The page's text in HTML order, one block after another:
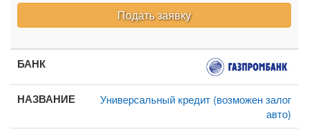
Подать заявку
Универсальный кредит (возможен залог
авто)